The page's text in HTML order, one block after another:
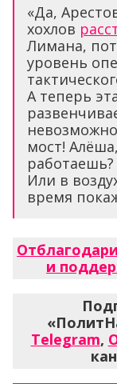
«Да,
хохлов
Лимана,
уровень
А теперь
мост!
Или в
время
и
Telegram,